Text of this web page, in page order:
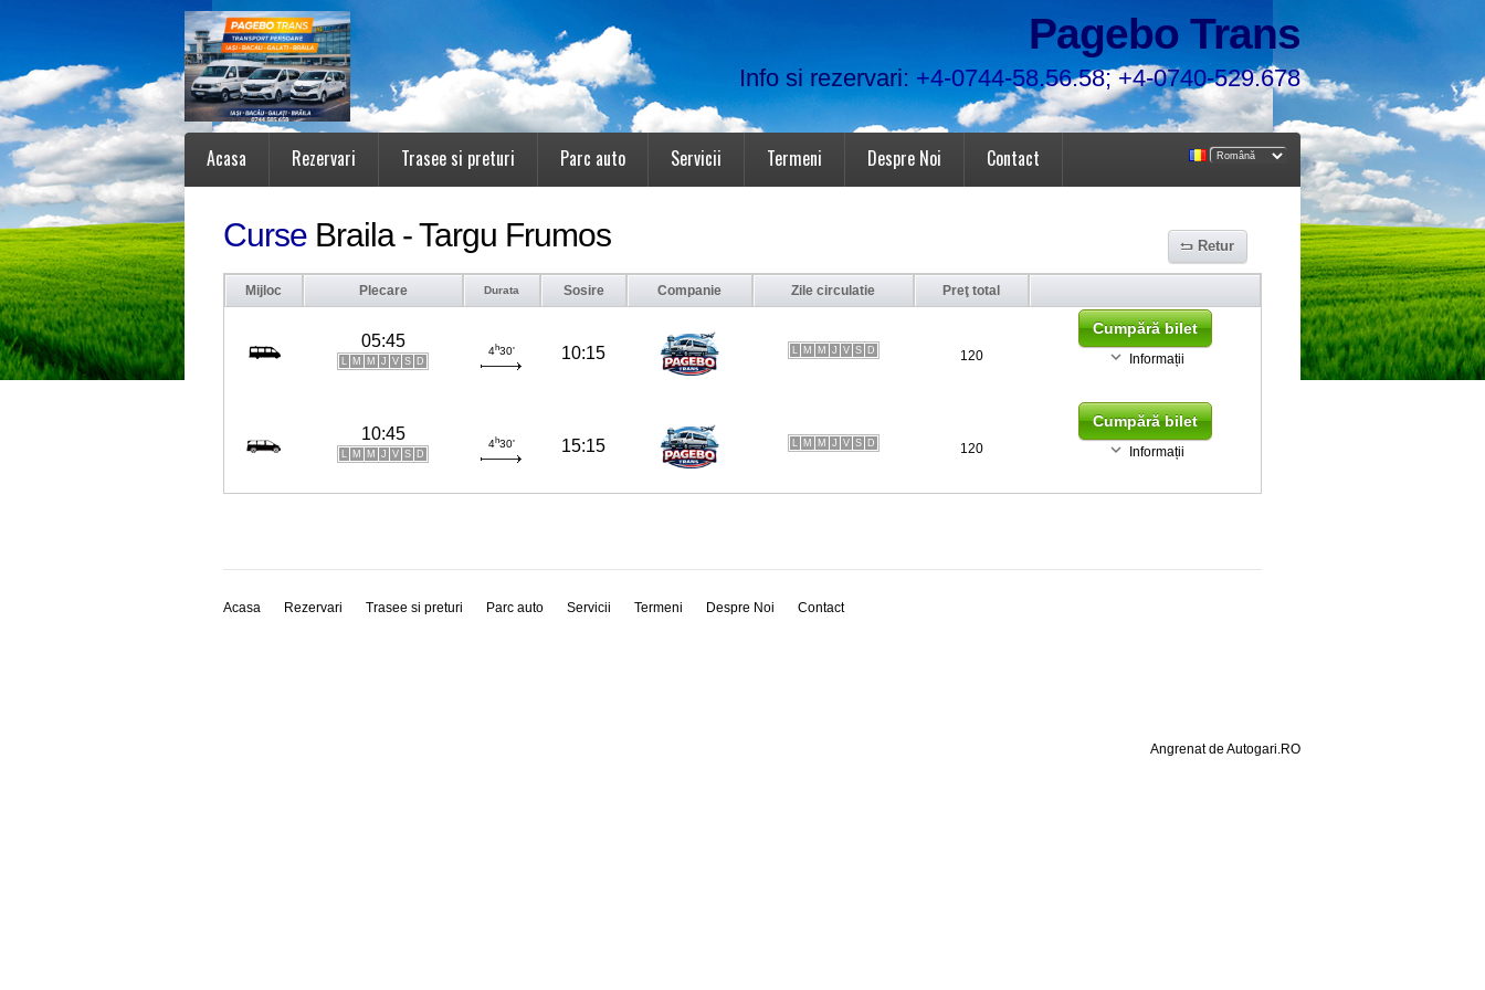
Pagebo Trans
Info si rezervari: +4-0744-58.56.58; +4-0740-529.678
Acasa Rezervari Trasee si preturi Parc auto Servicii Termeni Despre Noi Contact
Curse Braila - Targu Frumos Retur
Mijloc Plecare Durata Sosire Companie Zile circulatie Preţ total
05:45
L M M J V S D
4h30' 10:15 L M M J V S D 120
Cumpără bilet
Informații
10:45
L M M J V S D
4h30' 15:15 L M M J V S D 120
Cumpără bilet
Informații
Acasa Rezervari Trasee si preturi Parc auto Servicii Termeni Despre Noi Contact
Angrenat de Autogari.RO